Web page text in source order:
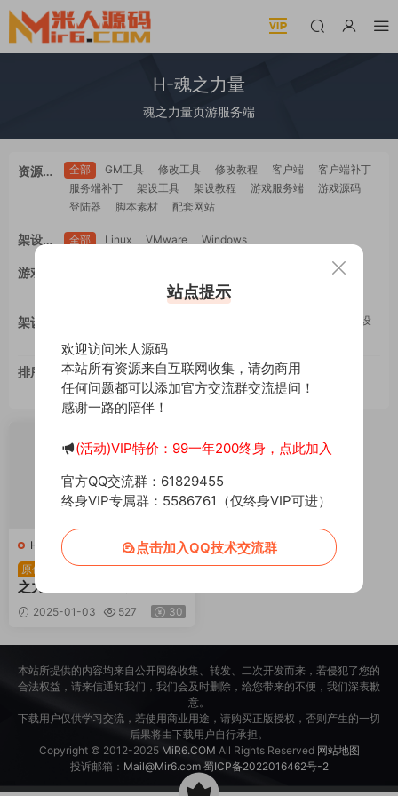
H-魂之力量
魂之力量页游服务端
资源类
全部 GM工具 修改工具 修改教程 客户端
客户端补丁
服务端补丁
架设工具 架设教程 游戏服务端
游戏源码
登陆器
脚本素材 配套网站
架设系
全部 Linux VMware Windows
游戏平
多端互通 工具类
架设难
手工架设
架设工具
排序 最新 更新 推荐 下载 浏览
评论
随机
H-魂之力量
页游服务端
原创
魔幻横版RPG页游【魂
之力量】Win一键服务端+G
M工具+货币修改教程+视频
架设教程
2025-01-03 527 30
本站所提供的内容均来自公开网络收集、转发、二次开发而来，若侵犯了您的
合法权益，请来信通知我们，我们会及时删除，给您带来的不便，我们深表歉
意。
下载用户仅供学习交流，若使用商业用途，请购买正版授权，否则产生的一切
后果将由下载用户自行承担。
Copyright © 2012-2025 MiR6.COM All Rights Reserved 网站地图
投诉邮箱： Mail@Mir6.com 蜀ICP备2022016462号-2
站点提示
欢迎访问米人源码
本站所有资源来自互联网收集，请勿商用
任何问题都可以添加官方交流群交流提问！
感谢一路的陪伴！
(活动)VIP特价：99一年200终身，点此加入
官方QQ交流群：61829455
终身VIP专属群：5586761（仅终身VIP可进）
点击加入QQ技术交流群